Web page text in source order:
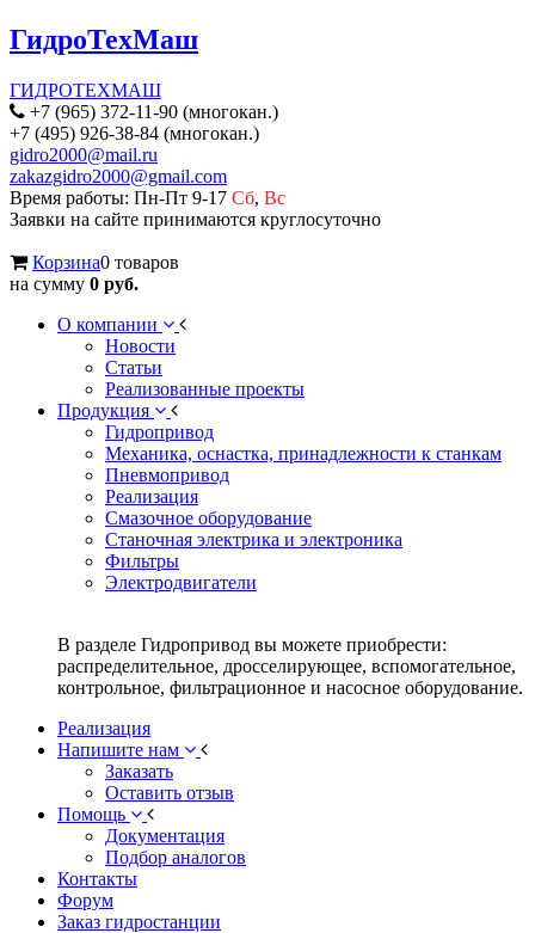
ГидроТехМаш
ГИДРОТЕХМАШ
+7 (965) 372-11-90 (многокан.)
+7 (495) 926-38-84 (многокан.)
gidro2000@mail.ru
zakazgidro2000@gmail.com
Время работы: Пн-Пт 9-17 Сб, Вс
Заявки на сайте принимаются круглосуточно
Корзина0 товаров
на сумму 0 руб.
О компании
Новости
Статьи
Реализованные проекты
Продукция
Гидропривод
Механика, оснастка, принадлежности к станкам
Пневмопривод
Реализация
Смазочное оборудование
Станочная электрика и электроника
Фильтры
Электродвигатели
В разделе Гидропривод вы можете приобрести:
распределительное, дросселирующее, вспомогательное,
контрольное, фильтрационное и насосное оборудование.
Реализация
Напишите нам
Заказать
Оставить отзыв
Помощь
Документация
Подбор аналогов
Контакты
Форум
Заказ гидростанции